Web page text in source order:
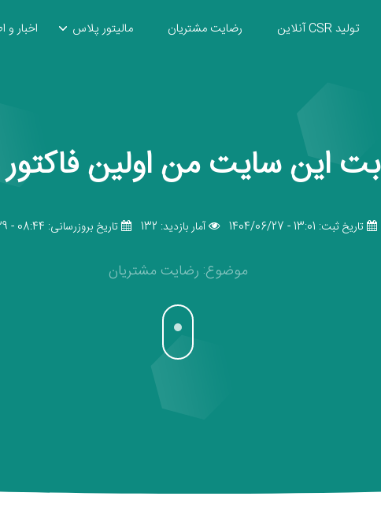
تولید CSR آنلاین رضایت مشتریان مالیتور پلاس اخبار و
این سایت من اولین
تاریخ ثبت: 13:01 - 1404/06/27 آمار بازدید: 132 تاریخ بروزرسانی: 08:44 - 1404/06/29
موضوع: رضایت مشتریان